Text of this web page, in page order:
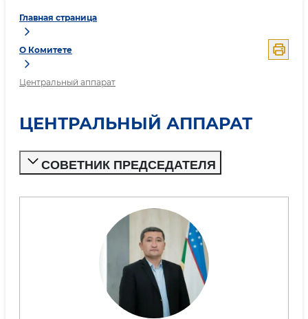
Главная страница
О Комитете
Центральный аппарат
ЦЕНТРАЛЬНЫЙ АППАРАТ
СОВЕТНИК ПРЕДСЕДАТЕЛЯ